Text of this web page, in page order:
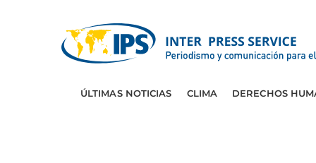
ÚLTIMAS NOTICIAS CLIMA DERECHOS